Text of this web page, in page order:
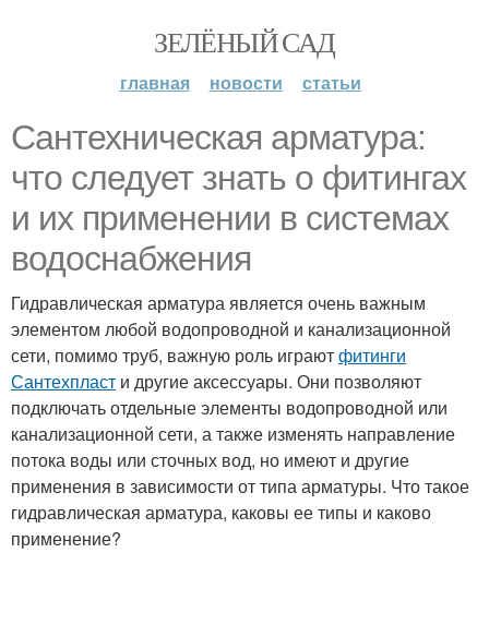
ЗЕЛЁНЫЙ САД
главная новости статьи
Сантехническая арматура:
что следует знать о фитингах
и их применении в системах
водоснабжения
Гидравлическая арматура является очень важным
элементом любой водопроводной и канализационной
сети, помимо труб, важную роль играютфитинги
Сантехпласт и другие аксессуары. Они позволяют
подключать отдельные элементы водопроводной или
канализационной сети, а также изменять направление
потока воды или сточных вод, но имеют и другие
применения в зависимости от типа арматуры. Что такое
гидравлическая арматура, каковы ее типы и каково
применение?